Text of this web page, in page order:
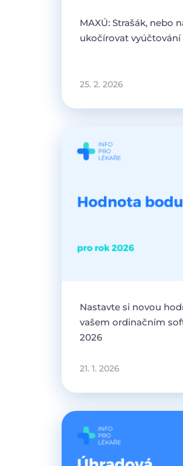
MAXÚ: Strašák, nebo
ukočírovat
25. 2. 2026
Nastavte si novou
vašem ordinačním
2026
21. 1. 2026